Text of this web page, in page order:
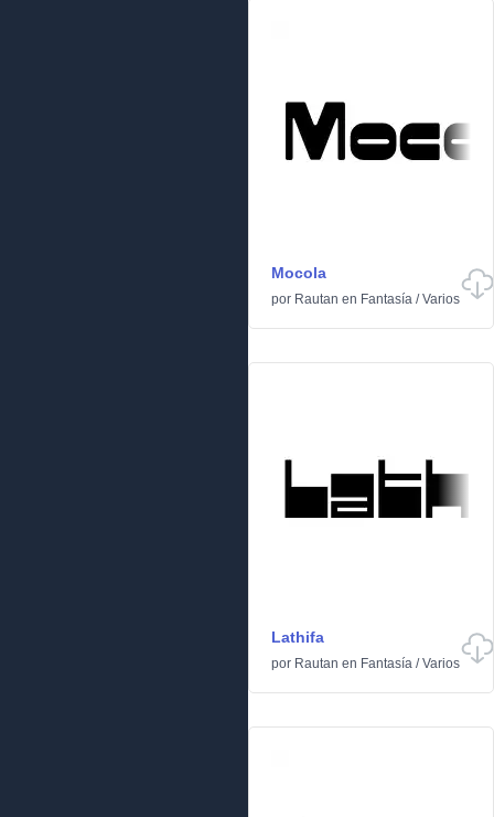
Mocola
por Rautan en Fantasía /Varios
Lathifa
por Rautan en Fantasía /Varios